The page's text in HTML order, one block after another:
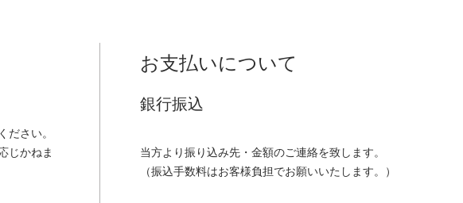
ださい。
じかねま
お支払いについて
銀行振込
当方より振り込み先・金額のご連絡を致します。
（振込手数料はお客様負担でお願いいたします。）